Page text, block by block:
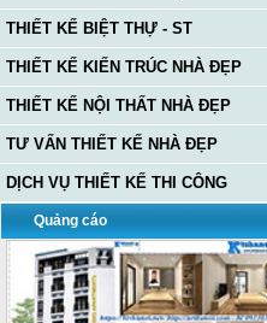
THIẾT KẾ BIỆT THỰ - ST
THIẾT KẾ KIẾN TRÚC NHÀ ĐẸP
THIẾT KẾ NỘI THẤT NHÀ ĐẸP
TƯ VẤN THIẾT KẾ NHÀ ĐẸP
DỊCH VỤ THIẾT KẾ THI CÔNG
Quảng cáo